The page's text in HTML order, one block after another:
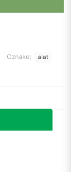
Oznake:
alat